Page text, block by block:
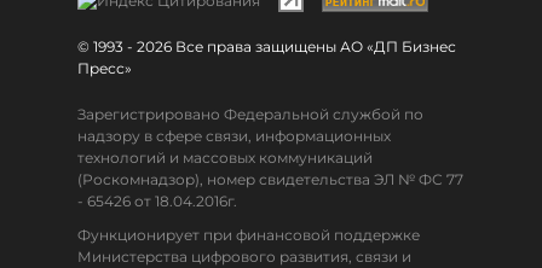
© 1993 - 2026 Все права защищены АО «ДП Бизнес
Пресс»
Зарегистрировано Федеральной службой по
надзору в сфере связи, информационных
технологий и массовых коммуникаций
(Роскомнадзор), номер свидетельства ЭЛ № ФС 77
- 65426 от 18.04.2016г.
Функционирует при финансовой поддержке
Министерства цифрового развития, связи и